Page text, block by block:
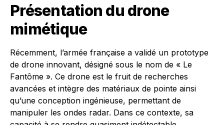
Présentation du drone
mimétique
Récemment, l’armée française a validé un prototype
de drone innovant, désigné sous le nom de « Le
Fantôme ». Ce drone est le fruit de recherches
avancées et intègre des matériaux de pointe ainsi
qu’une conception ingénieuse, permettant de
manipuler les ondes radar. Dans ce contexte, sa